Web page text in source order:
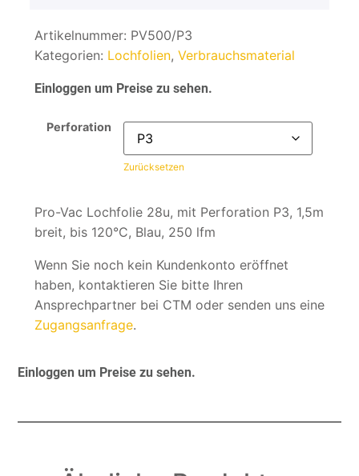
Artikelnummer: PV500/P3
Kategorien: Lochfolien, Verbrauchsmaterial
Einloggen um Preise zu sehen.
Perforation
Zurücksetzen
Pro-Vac Lochfolie 28u, mit Perforation P3, 1,5m
breit, bis 120°C, Blau, 250 lfm
Wenn Sie noch kein Kundenkonto eröffnet
haben, kontaktieren Sie bitte Ihren
Ansprechpartner bei CTM oder senden uns eine
Zugangsanfrage.
Einloggen um Preise zu sehen.